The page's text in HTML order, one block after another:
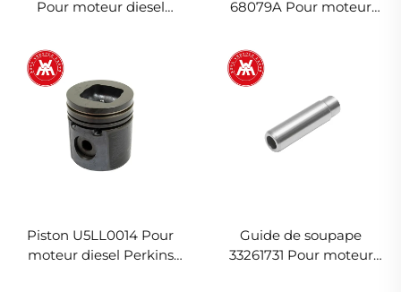
Pour moteur diesel
68079A Pour moteur
Piston U5LL0014 Pour
moteur diesel Perkins
Guide de soupape
33261731 Pour moteur